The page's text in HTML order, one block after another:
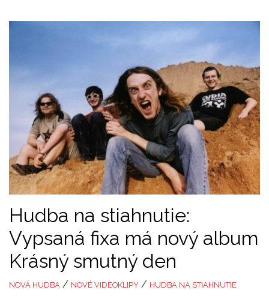
Hudba na stiahnutie:
Vypsaná fixa má nový album
Krásný smutný den
NOVÁ HUDBA / NOVÉ VIDEOKLIPY / HUDBA NA STIAHNUTIE